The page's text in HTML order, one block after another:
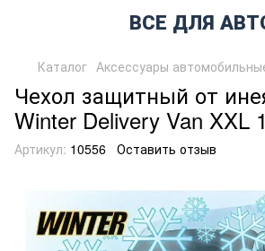
ВСЕ ДЛЯ
Каталог Аксессуары
Чехол защитный от
Winter Delivery Van XXL
Артикул: 10556 Оставить отзыв